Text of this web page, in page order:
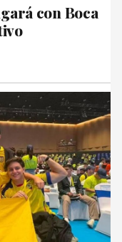
con Boca